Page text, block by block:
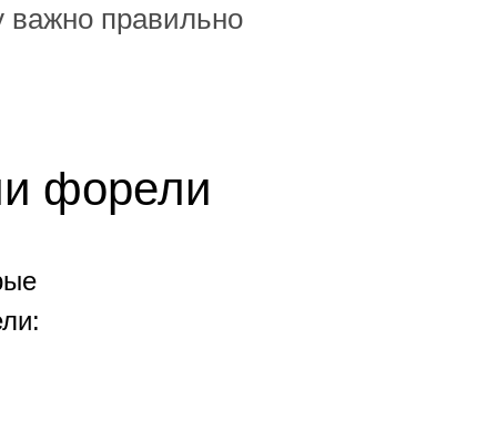
важно правильно
форели